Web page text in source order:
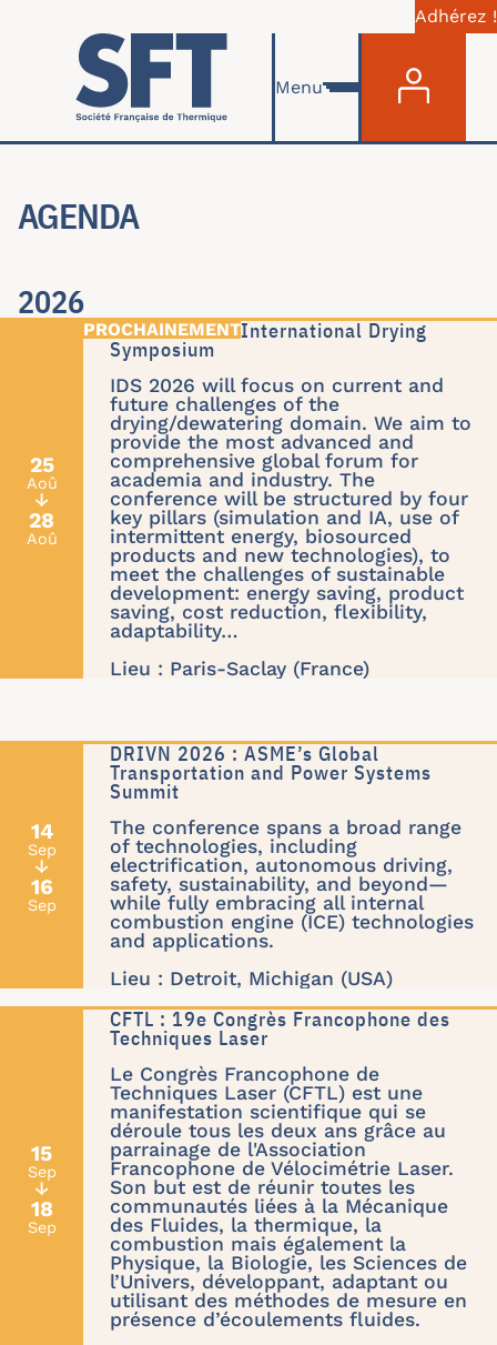
Aller au contenu principal
Adhérez !
Menu
AGENDA
2026
25
Aoû
↓
28
Aoû
IDS'26 : 24th International Drying
Symposium
IDS 2026 will focus on current and
future challenges of the
drying/dewatering domain. We aim to
provide the most advanced and
comprehensive global forum for
academia and industry. The
conference will be structured by four
key pillars (simulation and IA, use of
intermittent energy, biosourced
products and new technologies), to
meet the challenges of sustainable
development: energy saving, product
saving, cost reduction, flexibility,
adaptability…
Lieu : Paris-Saclay (France)
14
Sep
↓
16
Sep
DRIVN 2026 : ASME’s Global
Transportation and Power Systems
Summit
The conference spans a broad range
of technologies, including
electrification, autonomous driving,
safety, sustainability, and beyond—
while fully embracing all internal
combustion engine (ICE) technologies
and applications.
Lieu : Detroit, Michigan (USA)
15
Sep
↓
18
Sep
CFTL : 19e Congrès Francophone des
Techniques Laser
Le Congrès Francophone de
Techniques Laser (CFTL) est une
manifestation scientifique qui se
déroule tous les deux ans grâce au
parrainage de l'Association
Francophone de Vélocimétrie Laser.
Son but est de réunir toutes les
communautés liées à la Mécanique
des Fluides, la thermique, la
combustion mais également la
Physique, la Biologie, les Sciences de
l’Univers, développant, adaptant ou
utilisant des méthodes de mesure en
présence d’écoulements fluides.